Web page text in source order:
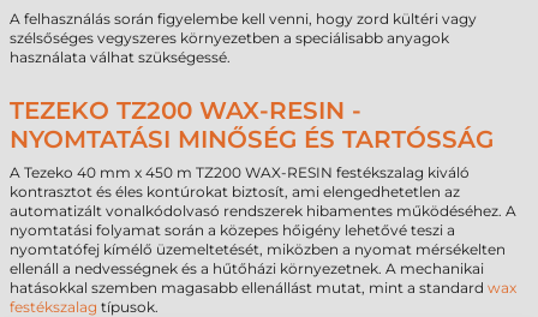
A felhasználás során figyelembe kell venni, hogy zord kültéri vagy
szélsőséges vegyszeres környezetben a speciálisabb anyagok
használata válhat szükségessé.
TEZEKO TZ200 WAX-RESIN -
NYOMTATÁSI MINŐSÉG ÉS TARTÓSSÁG
A Tezeko 40 mm x 450 m TZ200 WAX-RESIN festékszalag kiváló
kontrasztot és éles kontúrokat biztosít, ami elengedhetetlen az
automatizált vonalkódolvasó rendszerek hibamentes működéséhez. A
nyomtatási folyamat során a közepes hőigény lehetővé teszi a
nyomtatófej kímélő üzemeltetését, miközben a nyomat mérsékelten
ellenáll a nedvességnek és a hűtőházi környezetnek. A mechanikai
hatásokkal szemben magasabb ellenállást mutat, mint a standard wax
festékszalag típusok.